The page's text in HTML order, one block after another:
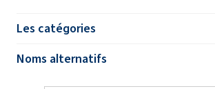
Les catégories
Noms alternatifs